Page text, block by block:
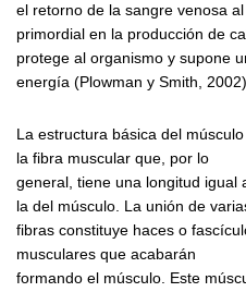
el retorno de la sangre venosa
primordial en la producción de
protege al organismo y supone
energía (Plowman y Smith, 2002).
La estructura básica del
la fibra muscular que, por lo
general, tiene una longitud igual
la del músculo. La unión de
fibras constituye haces o
musculares que acabarán
formando el músculo. Este